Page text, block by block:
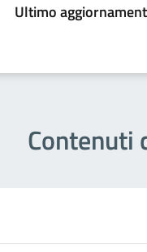
Ultimo
Contenuti